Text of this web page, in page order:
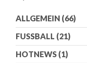
ALLGEMEIN (66)
FUSSBALL (21)
HOTNEWS (1)